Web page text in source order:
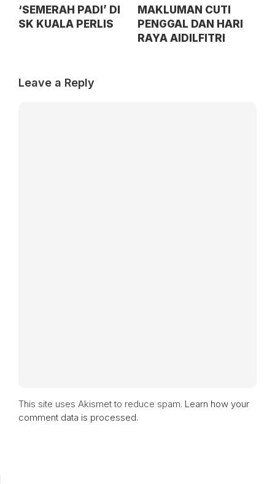
‘SEMERAH PADI’ DI
SK KUALA PERLIS
MAKLUMAN CUTI
PENGGAL DAN HARI
RAYA AIDILFITRI
Leave a Reply
This site uses Akismet to reduce spam. Learn how your
comment data is processed.